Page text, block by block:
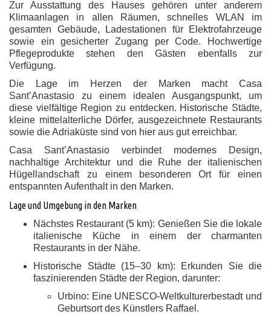
Zur Ausstattung des Hauses gehören unter anderem
Klimaanlagen in allen Räumen, schnelles WLAN im
gesamten Gebäude, Ladestationen für Elektrofahrzeuge
sowie ein gesicherter Zugang per Code. Hochwertige
Pflegeprodukte stehen den Gästen ebenfalls zur
Verfügung.
Die Lage im Herzen der Marken macht Casa
Sant’Anastasio zu einem idealen Ausgangspunkt, um
diese vielfältige Region zu entdecken. Historische Städte,
kleine mittelalterliche Dörfer, ausgezeichnete Restaurants
sowie die Adriaküste sind von hier aus gut erreichbar.
Casa Sant’Anastasio verbindet modernes Design,
nachhaltige Architektur und die Ruhe der italienischen
Hügellandschaft zu einem besonderen Ort für einen
entspannten Aufenthalt in den Marken.
Lage und Umgebung in den Marken
Nächstes Restaurant (5 km): Genießen Sie die lokale
italienische Küche in einem der charmanten
Restaurants in der Nähe.
Historische Städte (15–30 km): Erkunden Sie die
faszinierenden Städte der Region, darunter:
Urbino: Eine UNESCO-Weltkulturerbestadt und
Geburtsort des Künstlers Raffael.